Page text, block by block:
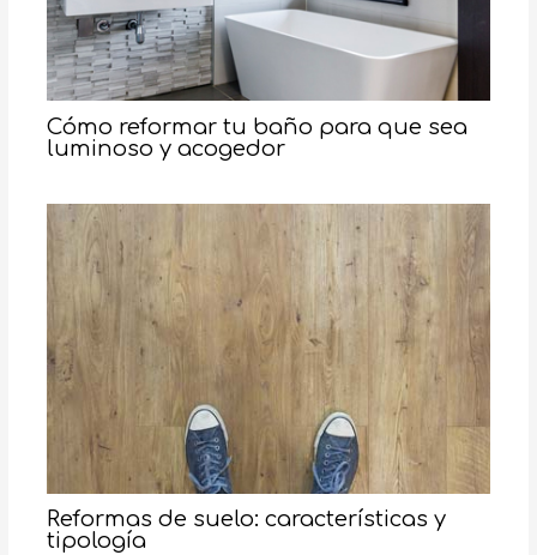
Cómo reformar tu baño para que sea
luminoso y acogedor
Reformas de suelo: características y
tipología